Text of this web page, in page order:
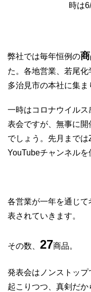
時は
弊社では毎年恒例の
た。各地営業、若尾
多治見市の本社に集ま
一時はコロナウイル
表会ですが、無事に
でしょう。先月まで
YouTubeチャンネル
各営業が一年を通じ
表されていきます。
その数、 27商品。
発表会はノンストッ
起こりつつ、真剣だか